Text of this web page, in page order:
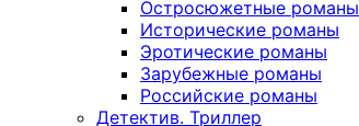
Остросюжетные романы
Исторические романы
Эротические романы
Зарубежные романы
Российские романы
Детектив. Триллер